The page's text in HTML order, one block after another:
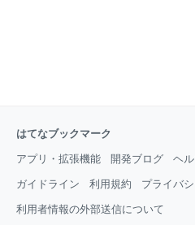
はてなブックマーク
アプリ・拡張機能 開発ブログ ヘ
ガイドライン 利用規約 プライバ
利用者情報の外部送信について